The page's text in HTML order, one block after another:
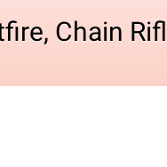
Chain